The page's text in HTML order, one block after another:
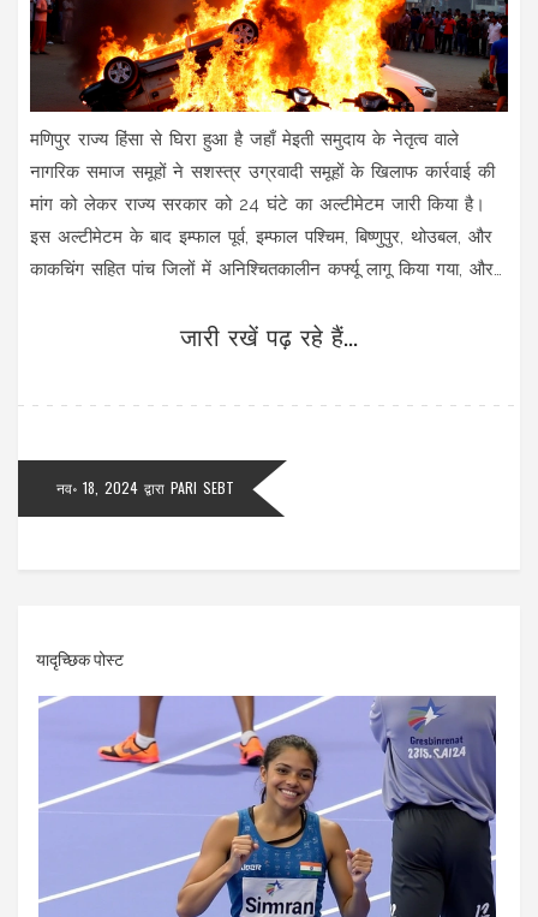
मणिपुर राज्य हिंसा से घिरा हुआ है जहाँ मेइती समुदाय के नेतृत्व वाले
नागरिक समाज समूहों ने सशस्त्र उग्रवादी समूहों के खिलाफ कार्रवाई की
मांग को लेकर राज्य सरकार को 24 घंटे का अल्टीमेटम जारी किया है।
इस अल्टीमेटम के बाद इम्फाल पूर्व, इम्फाल पश्चिम, बिष्णुपुर, थोउबल, और
काकचिंग सहित पांच जिलों में अनिश्चितकालीन कर्फ्यू लागू किया गया, और
जारी रखें पढ़ रहे हैं...
नव॰ 18, 2024 द्वारा PARI SEBT
यादृच्छिक पोस्ट